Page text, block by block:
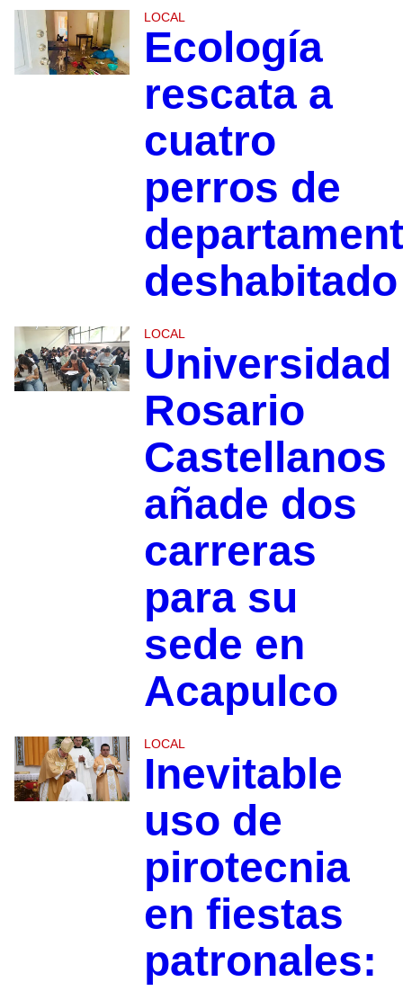
LOCAL
Ecología
rescata a
cuatro
perros de
deshabitado
LOCAL
Universidad
Rosario
Castellanos
añade dos
carreras
para su
sede en
Acapulco
LOCAL
Inevitable
uso de
pirotecnia
en fiestas
patronales: